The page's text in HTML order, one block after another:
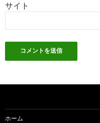
サイト
ホーム